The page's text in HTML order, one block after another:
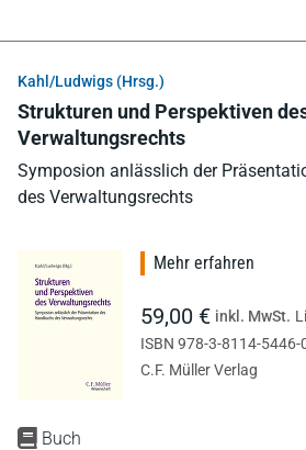
Kahl/Ludwigs (Hrsg.)
Strukturen und Perspektiven
Verwaltungsrechts
Symposion anlässlich der
des Verwaltungsrechts
Buch
Mehr erfahren
59,00 € inkl. MwSt.
ISBN 978-3-8114-5446-
C.F. Müller Verlag